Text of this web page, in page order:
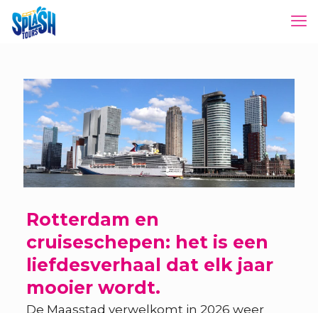
Rotterdam en
cruiseschepen: het is een
liefdesverhaal dat elk jaar
mooier wordt.
De Maasstad verwelkomt in 2026 weer